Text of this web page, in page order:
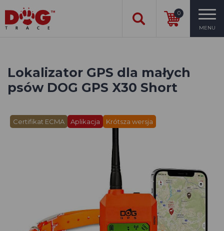
0
MENU
Lokalizator GPS dla małych
psów DOG GPS X30 Short
Certifikat ECMA Aplikacja Krótsza wersja